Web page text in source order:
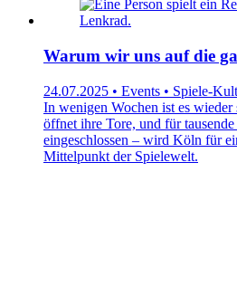
Warum wir uns auf die
24.07.2025 • Events • Spiele-
In wenigen Wochen ist es
öffnet ihre Tore, und für
eingeschlossen – wird Köln für
Mittelpunkt der Spielewelt.